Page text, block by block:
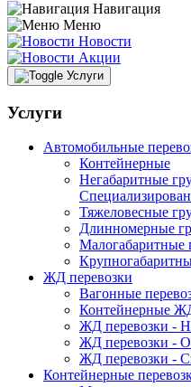
Навигация
Меню
Новости
Акции
Услуги
Услуги
Автомобильные
Контейнерные
Негабаритные
Тяжеловесные
Длинномерные
Малогабаритные
ЖД перевозки
Вагонные
Контейнерные
ЖД перевозки -
ЖД перевозки -
ЖД перевозки -
Контейнерные